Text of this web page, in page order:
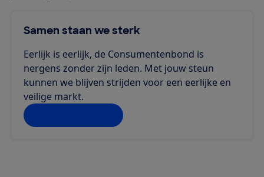
Samen staan we sterk
Eerlijk is eerlijk, de Consumentenbond is
nergens zonder zijn leden. Met jouw steun
kunnen we blijven strijden voor een eerlijke en
veilige markt.